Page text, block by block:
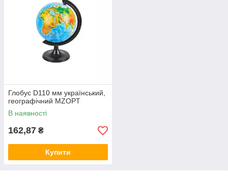
Глобус D110 мм український,
географічний MZOPT
В наявності
162,87 ₴
Купити